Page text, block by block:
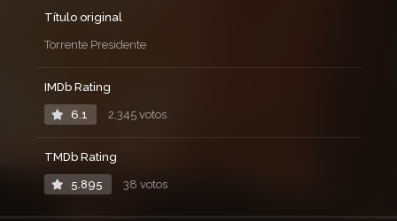
Título original
Torrente Presidente
IMDb Rating
6.1 2,345 votos
TMDb Rating
5.895 38 votos